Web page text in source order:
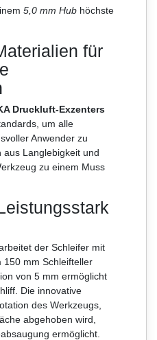
5,0 mm Hub höchste
für
Druckluft-Exzenters
um alle
Anwender zu
aus Langlebigkeit und
zu einem Muss
der Schleifer mit
150 mm Schleifteller
von 5 mm ermöglicht
Die innovative
des Werkzeugs,
abgehoben wird,
ermöglicht.